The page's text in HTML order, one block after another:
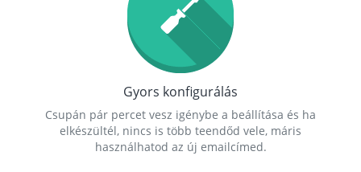
Gyors konfigurálás
Csupán pár percet vesz igénybe a beállítása és ha
elkészültél, nincs is több teendőd vele, máris
használhatod az új emailcímed.